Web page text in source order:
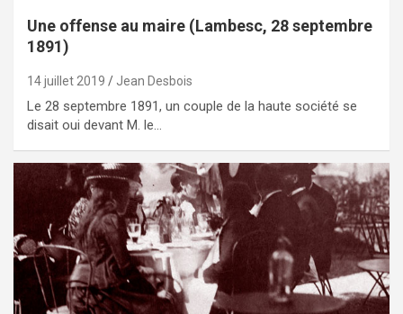
Une offense au maire (Lambesc, 28 septembre
1891)
14 juillet 2019 Jean Desbois
Le 28 septembre 1891, un couple de la haute société se
disait oui devant M. le…